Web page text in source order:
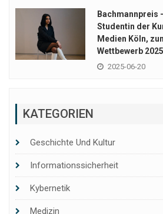
Bachmannpreis
Studentin der
Medien Köln,
Wettbewerb
2025-06-20
KATEGORIEN
Geschichte Und Kultur
Informationssicherheit
Kybernetik
Medizin